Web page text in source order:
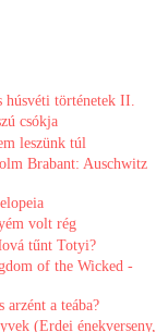
húsvéti történetek II.
csókja
leszünk túl
Brabant: Auschwitz
volt rég
tűnt Totyi?
of the Wicked -
a teába?
(Erdei énekverseny,